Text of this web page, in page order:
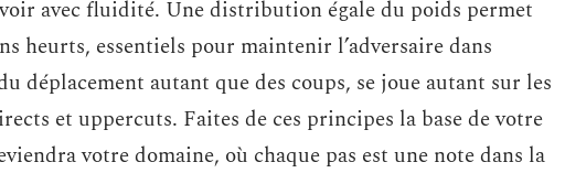
avec fluidité. Une distribution égale du poids permet
heurts, essentiels pour maintenir l’adversaire dans
déplacement autant que des coups, se joue autant sur les
et uppercuts. Faites de ces principes la base de votre
votre domaine, où chaque pas est une note dans la